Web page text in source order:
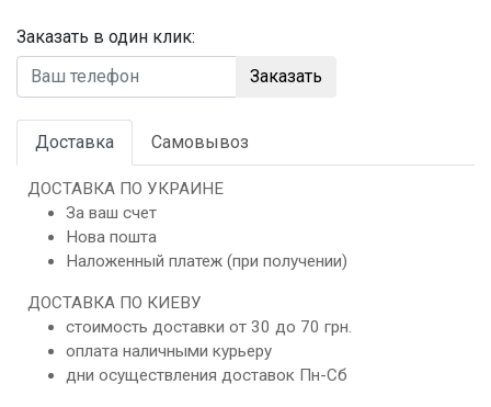
Заказать в один клик:
Заказать
Доставка Самовывоз
ДОСТАВКА ПО УКРАИНЕ
За ваш счет
Нова пошта
Наложенный платеж (при получении)
ДОСТАВКА ПО КИЕВУ
стоимость доставки от 30 до 70 грн.
оплата наличными курьеру
дни осуществления доставок Пн-Сб